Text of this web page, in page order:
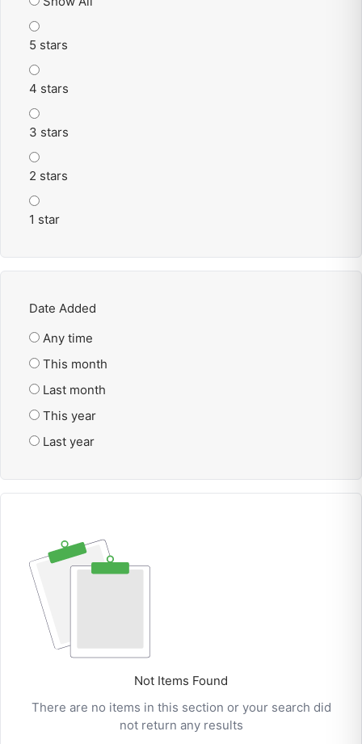
5 stars
4 stars
3 stars
2 stars
1 star
Date Added
Any time
This month
Last month
This year
Last year
Not Items Found
There are no items in this section or your search did
not return any results